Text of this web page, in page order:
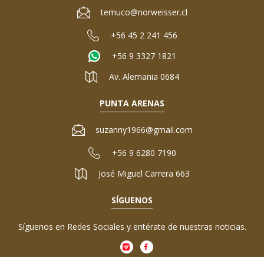
temuco@norweisser.cl
+56 45 2 241 456
+56 9 3327 1821
Av. Alemania 0684
PUNTA ARENAS
suzanny1966@gmail.com
+56 9 6280 7190
José Miguel Carrera 663
SÍGUENOS
Síguenos en Redes Sociales y entérate de nuestras noticias.